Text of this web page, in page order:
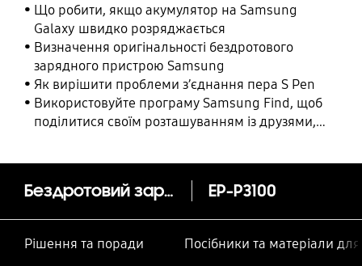
Що робити, якщо акумулятор на Samsung
Galaxy швидко розряджається
Визначення оригінальності бездротового
зарядного пристрою Samsung
Як вирішити проблеми з’єднання пера S Pen
Використовуйте програму Samsung Find, щоб
поділитися своїм розташуванням із друзями,
Бездротовий зарядний пристрій EP-P3100 EP-P3100
Рішення та поради Посібники та матеріали